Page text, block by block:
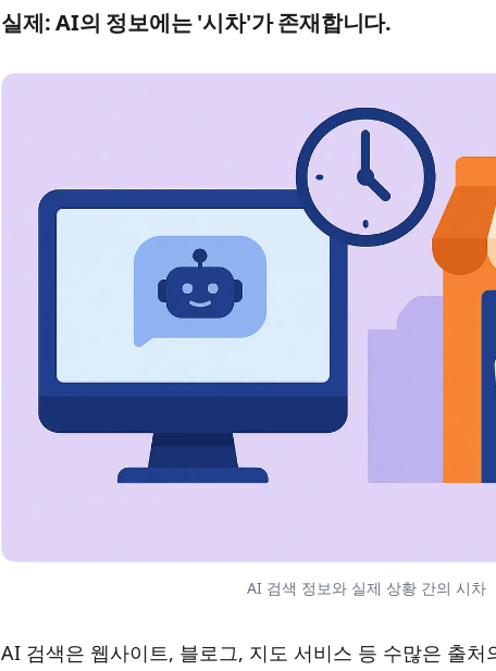
실제: AI의 정보에는 '시차'가 존재합니다.
AI 검색 정보와 실제 상황 간의 시차
AI 검색은 웹사이트, 블로그, 지도 서비스 등 수많은 출처